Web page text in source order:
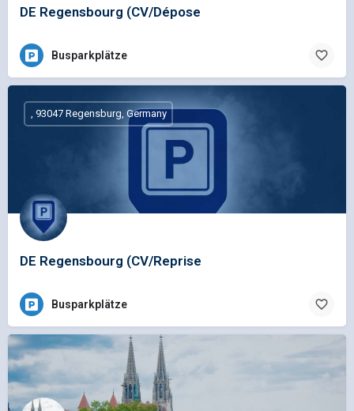
DE Regensbourg (CV/Dépose
Busparkplätze
DE Regensbourg (CV/Reprise
, 93047 Regensburg, Germany
Busparkplätze